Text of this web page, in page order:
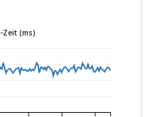
Zeit (ms)